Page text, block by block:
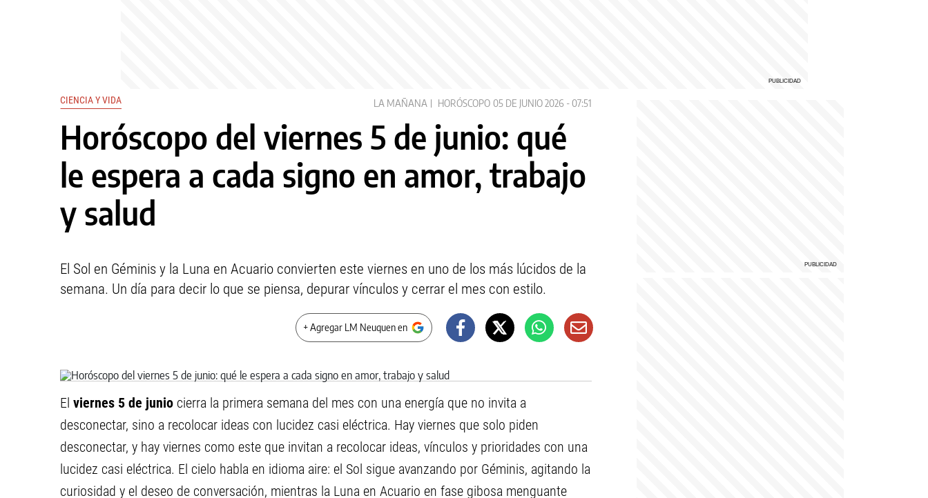
CIENCIA Y VIDA LA MAÑANA HORÓSCOPO 05 DE JUNIO 2026 - 07:51
Horóscopo del viernes 5 de junio: qué
le espera a cada signo en amor, trabajo
y salud
El Sol en Géminis y la Luna en Acuario convierten este viernes en uno de los más lúcidos de la
semana. Un día para decir lo que se piensa, depurar vínculos y cerrar el mes con estilo.
+ Agregar LM Neuquen en
El viernes 5 de junio cierra la primera semana del mes con una energía que no invita a
desconectar, sino a recolocar ideas con lucidez casi eléctrica. Hay viernes que solo piden
desconectar, y hay viernes como este que invitan a recolocar ideas, vínculos y prioridades con una
lucidez casi eléctrica. El cielo habla en idioma aire: el Sol sigue avanzando por Géminis, agitando la
curiosidad y el deseo de conversación, mientras la Luna en Acuario en fase gibosa menguante